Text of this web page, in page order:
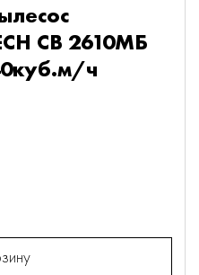
СВ 2610МБ
ч